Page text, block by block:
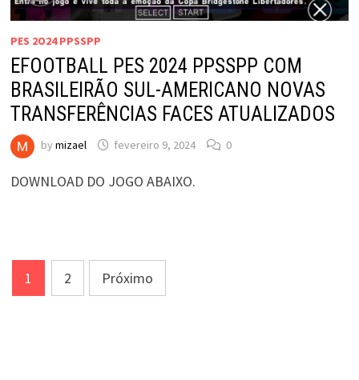
PES 2O24 PPSSPP
EFOOTBALL PES 2024 PPSSPP COM
BRASILEIRÃO SUL-AMERICANO NOVAS
TRANSFERÊNCIAS FACES ATUALIZADOS
by mizael fevereiro 9, 2024 0
DOWNLOAD DO JOGO ABAIXO.
Paginação
de
1 2 Próximo